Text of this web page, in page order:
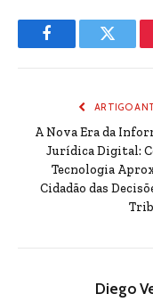
FacebookTwitter
ARTIGO
A Nova Era da
Jurídica Digital:
Tecnologia
Cidadão das
Diego